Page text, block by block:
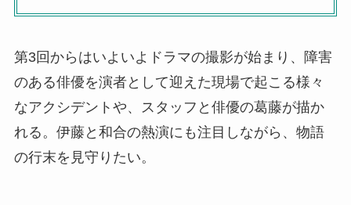
第3回からはいよいよドラマの撮影が始まり、障害
のある俳優を演者として迎えた現場で起こる様々
なアクシデントや、スタッフと俳優の葛藤が描か
れる。伊藤と和合の熱演にも注目しながら、物語
の行末を見守りたい。